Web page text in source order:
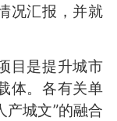
况汇报，并就
是提升城市
体。各有关单
产城文”的融合